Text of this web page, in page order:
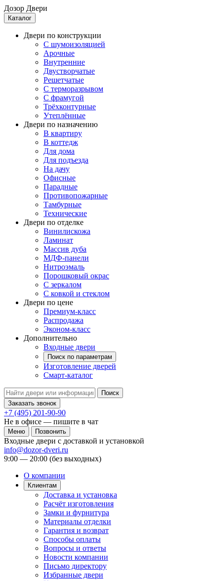
Дозор Двери
Каталог
Двери по конструкции
C шумоизоляцией
Арочные
Внутренние
Двустворчатые
Решетчатые
С терморазрывом
С фрамугой
Трёхконтурные
Утеплённые
Двери по назначению
В квартиру
В коттедж
Для дома
Для подъезда
На дачу
Офисные
Парадные
Противопожарные
Тамбурные
Технические
Двери по отделке
Винилискожа
Ламинат
Массив дуба
МДФ-панели
Нитроэмаль
Порошковый окрас
С зеркалом
С ковкой и стеклом
Двери по цене
Премиум-класс
Распродажа
Эконом-класс
Дополнительно
Входные двери
Поиск по параметрам
Изготовление дверей
Смарт-каталог
Поиск
Заказать звонок
+7 (495) 201-90-90
Не в офисе — пишите в чат
Меню Позвонить
Входные двери с доставкой и установкой
info@dozor-dveri.ru
9:00 — 20:00 (без выходных)
О компании
Клиентам
Доставка и установка
Расчёт изготовления
Замки и фурнитура
Материалы отделки
Гарантия и возврат
Способы оплаты
Вопросы и ответы
Новости компании
Письмо директору
Избранные двери